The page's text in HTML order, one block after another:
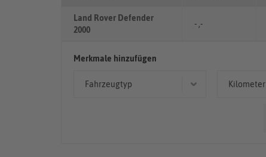
Land Rover Defender
2000
- ,-
Merkmale hinzufügen
Fahrzeugtyp Kilometer